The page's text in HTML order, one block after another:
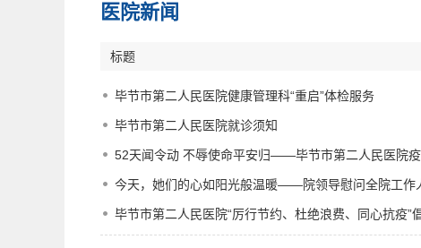
医院新闻
标题
毕节市第二人民医院健康管理科“重启”体检服务
毕节市第二人民医院就诊须知
52天闻令动 不辱使命平安归——毕节市第二人民医院
今天，她们的心如阳光般温暖——院领导慰问全院工作
毕节市第二人民医院“厉行节约、杜绝浪费、同心抗疫”